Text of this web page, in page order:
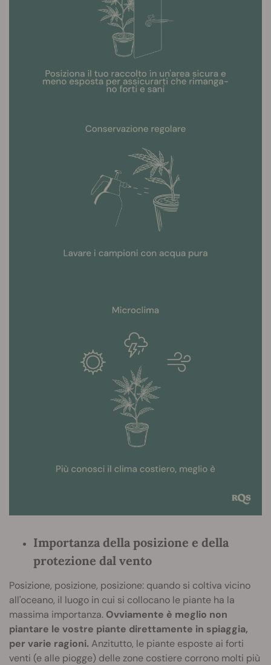
Importanza della posizione e della
protezione dal vento
Posizione, posizione, posizione: quando si coltiva vicino
all'oceano, il luogo in cui si collocano le piante ha la
massima importanza. Ovviamente è meglio non
piantare le vostre piante direttamente in spiaggia,
per varie ragioni. Anzitutto, le piante esposte ai forti
venti (e alle piogge) delle zone costiere corrono molti più